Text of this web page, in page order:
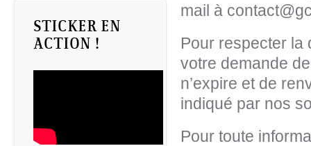
STICKER EN
ACTION !
mail à
Pour respecter la
votre demande
n’expire et de
indiqué par nos
Pour toute